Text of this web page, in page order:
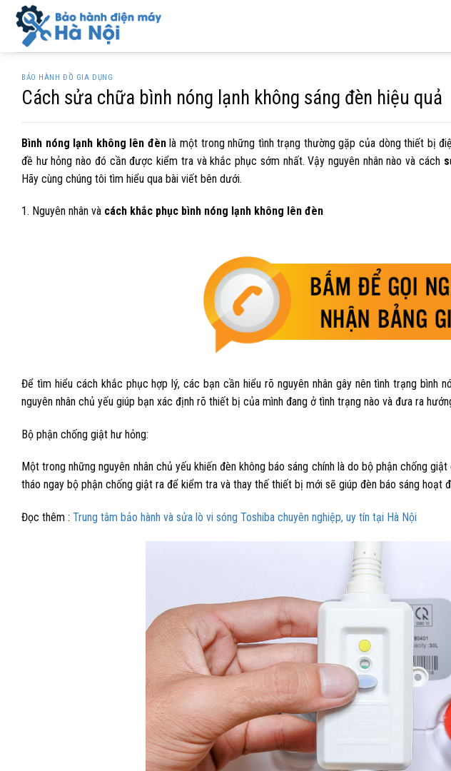
Skip
content
BẢO HÀNH ĐỒ GIA DỤNG
Cách sửa chữa bình nóng lạnh không sáng đèn hiệu quả
Bình nóng lạnh không lên đènlà một trong những tình trạng thường gặp của dòng thiết bị
đề hư hỏng nào đó cần được kiểm tra và khắc phục sớm nhất. Vậy nguyên nhân nào và cách
Hãy cùng chúng tôi tìm hiểu qua bài viết bên dưới.
1. Nguyên nhân và cách khắc phục bình nóng lạnh không lên đèn
Để tìm hiểu cách khắc phục hợp lý, các bạn cần hiểu rõ nguyên nhân gây nên tình trạng bình
nguyên nhân chủ yếu giúp bạn xác định rõ thiết bị của mình đang ở tình trạng nào và đưa ra
Bộ phận chống giật hư hỏng:
Một trong những nguyên nhân chủ yếu khiến đèn không báo sáng chính là do bộ phận chống
tháo ngay bộ phận chống giật ra để kiểm tra và thay thế thiết bị mới sẽ giúp đèn báo sáng hoạt
Đọc thêm : Trung tâm bảo hành và sửa lò vi sóng Toshiba chuyên nghiệp, uy tín tại Hà Nội